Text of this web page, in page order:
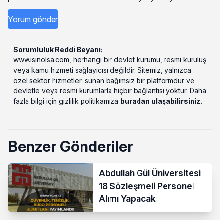
Sorumluluk Reddi Beyanı:
www.isinolsa.com, herhangi bir devlet kurumu, resmi kuruluş
veya kamu hizmeti sağlayıcısı değildir. Sitemiz, yalnızca
özel sektör hizmetleri sunan bağımsız bir platformdur ve
devletle veya resmi kurumlarla hiçbir bağlantısı yoktur. Daha
fazla bilgi için gizlilik politikamıza buradan ulaşabilirsiniz.
Benzer Gönderiler
Abdullah Gül Üniversitesi
18 Sözleşmeli Personel
Alımı Yapacak